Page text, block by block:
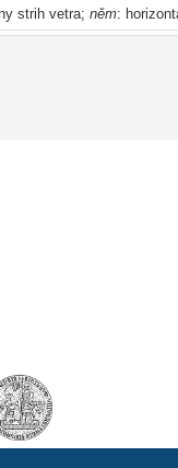
strih vetra; něm: